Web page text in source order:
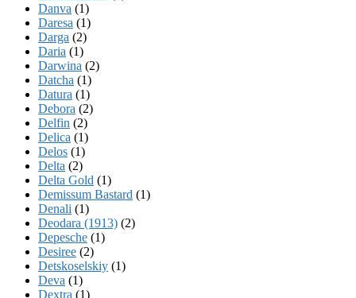
Danva (1)
Daresa (1)
Darga (2)
Daria (1)
Darwina (2)
Datcha (1)
Datura (1)
Debora (2)
Delfin (2)
Delica (1)
Delos (1)
Delta (2)
Delta Gold (1)
Demissum Bastard (1)
Denali (1)
Deodara (1913) (2)
Depesche (1)
Desiree (2)
Detskoselskiy (1)
Deva (1)
Dextra (1)